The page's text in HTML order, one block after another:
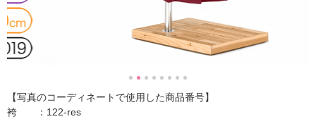
【写真のコーディネートで使用した商品番号】
袴 ：122-res